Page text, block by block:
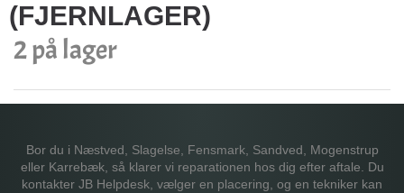
(FJERNLAGER)
2 på lager
Bor du i Næstved, Slagelse, Fensmark, Sandved, Mogenstrup
eller Karrebæk, så klarer vi reparationen hos dig efter aftale. Du
kontakter JB Helpdesk, vælger en placering, og en tekniker kan